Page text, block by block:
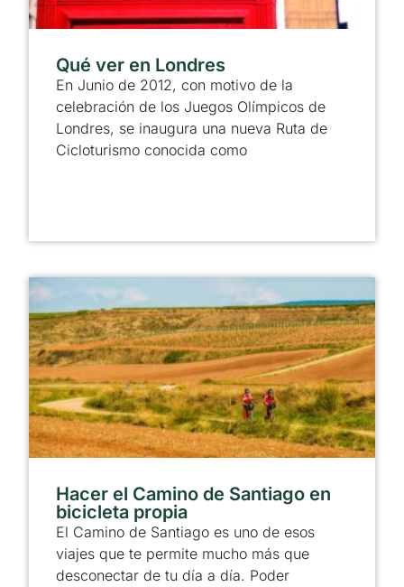
Qué ver en Londres
En Junio de 2012, con motivo de la
celebración de los Juegos Olímpicos de
Londres, se inaugura una nueva Ruta de
Cicloturismo conocida como
Hacer el Camino de Santiago en
bicicleta propia
El Camino de Santiago es uno de esos
viajes que te permite mucho más que
desconectar de tu día a día. Poder